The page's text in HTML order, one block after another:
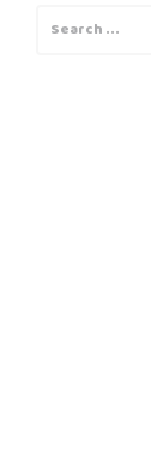
for: